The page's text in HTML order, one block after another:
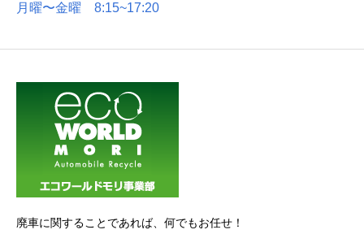
月曜〜金曜 8:15~17:20
廃車に関することであれば、何でもお任せ！